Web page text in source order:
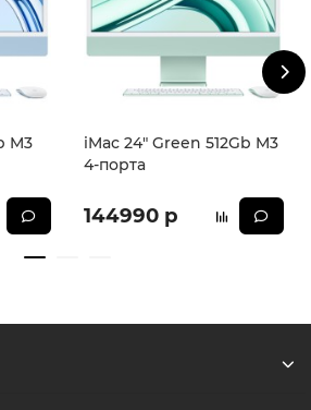
матовый
IPS
экрана: нет
M3
iMac 24" Green 512Gb M3
4-порта
144990 р